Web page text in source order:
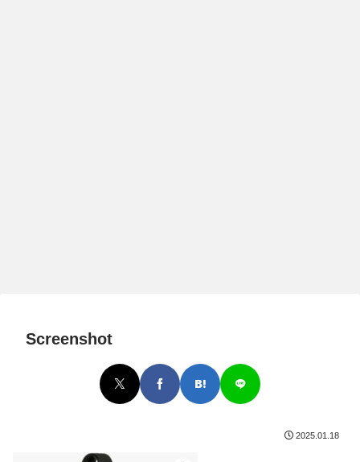
Screenshot
2025.01.18